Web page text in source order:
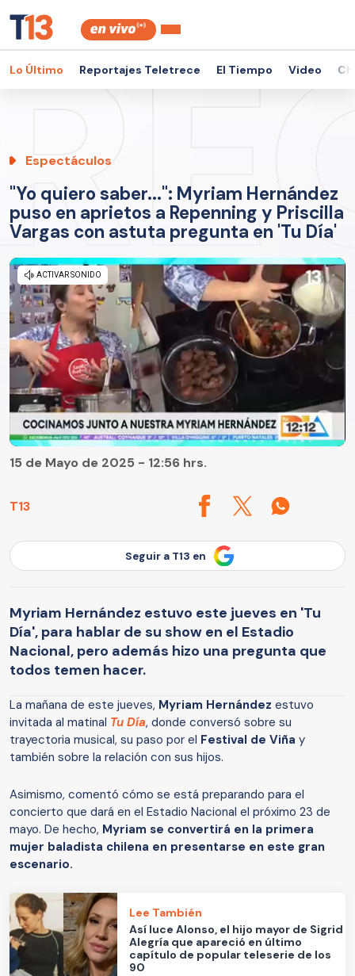
Lo Último Reportajes Teletrece El Tiempo Video
Espectáculos
"Yo quiero saber...": Myriam Hernández
puso en aprietos a Repenning y Priscilla
Vargas con astuta pregunta en 'Tu Día'
T13
15 de Mayo de 2025 - 12:56 hrs.
Seguir a T13 en
Myriam Hernández estuvo este jueves en 'Tu
Día', para hablar de su show en el Estadio
Nacional, pero además hizo una pregunta que
todos temen hacer.
La mañana de este jueves, Myriam Hernández estuvo
invitada al matinal Tu Día, donde conversó sobre su
trayectoria musical, su paso por el Festival de Viña y
también sobre la relación con sus hijos.
Asimismo, comentó cómo se está preparando para el
concierto que dará en el Estadio Nacional el próximo 23 de
mayo. De hecho, Myriam se convertirá en la primera
mujer baladista chilena en presentarse en este gran
escenario.
Lee También
Así luce Alonso, el hijo mayor de Sigrid
Alegría que apareció en último
capítulo de popular teleserie de los
90